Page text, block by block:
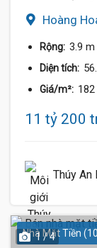
Hoàng
Rộng: 3.9 m
Diện tích:
Giá/m²:
11 tỷ 200
Thúy An
Nhà Mặt Tiền
1 / 4